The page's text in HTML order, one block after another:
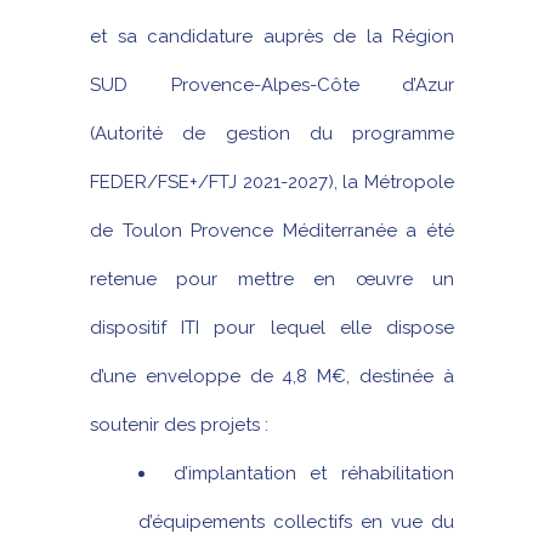
et sa candidature auprès de la Région
SUD Provence-Alpes-Côte d’Azur
(Autorité de gestion du programme
FEDER/FSE+/FTJ 2021-2027), la Métropole
de Toulon Provence Méditerranée a été
retenue pour mettre en œuvre un
dispositif ITI pour lequel elle dispose
d’une enveloppe de 4,8 M€, destinée à
soutenir des projets :
d’implantation et réhabilitation
d’équipements collectifs en vue du